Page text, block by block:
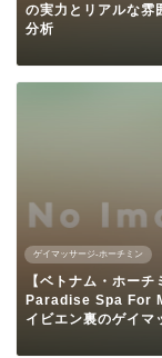
の実力とリアルな雰
分析
ゲイマッサージ-ホーチミン
【ベトナム・ホーチ
Paradise Spa For
イビエン裏のゲイマ